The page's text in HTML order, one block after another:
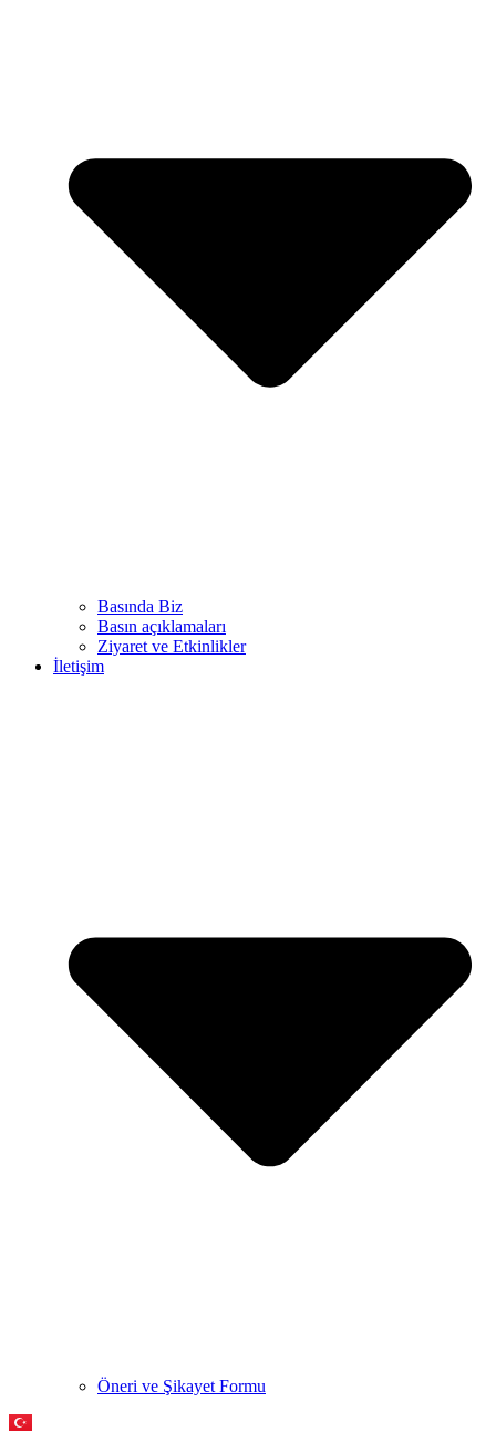
Basında Biz
Basın açıklamaları
Ziyaret ve Etkinlikler
İletişim
Öneri ve Şikayet Formu